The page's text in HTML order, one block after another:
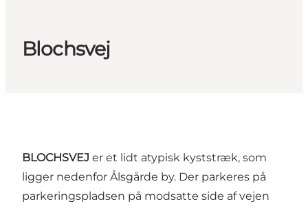
Blochsvej
BLOCHSVEJ er et lidt atypisk kyststræk, som
ligger nedenfor Ålsgårde by. Der parkeres på
parkeringspladsen på modsatte side af vejen